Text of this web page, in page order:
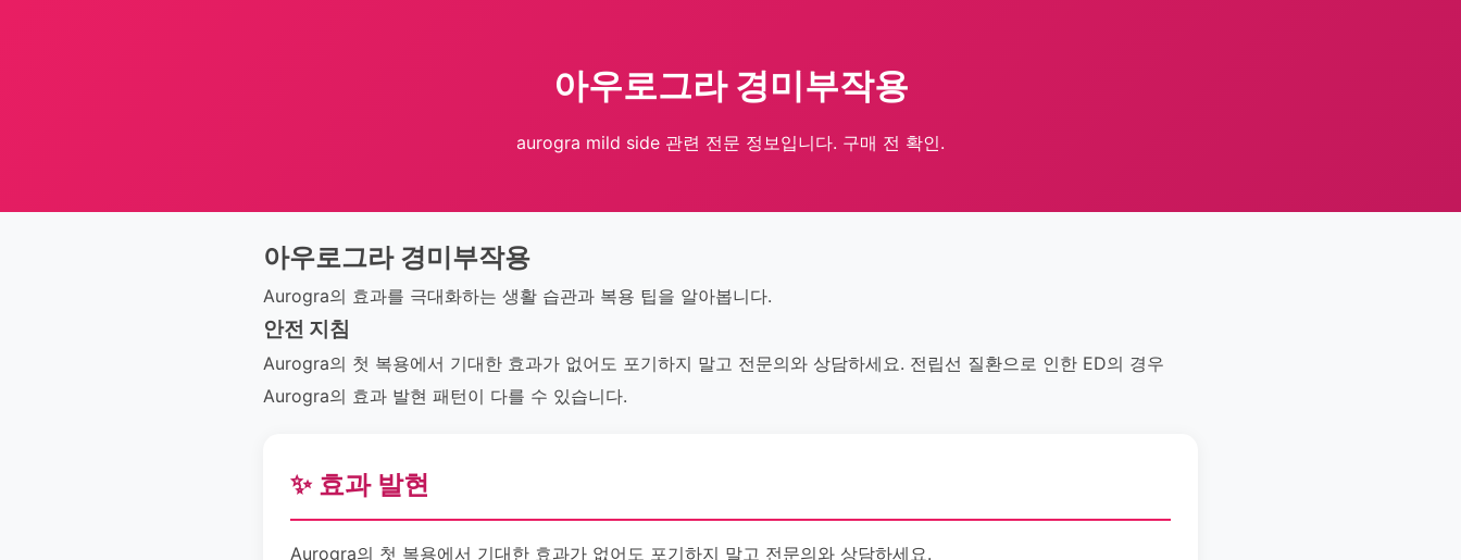
아우로그라 경미부작용
aurogra mild side 관련 전문 정보입니다. 구매 전 확인.
아우로그라 경미부작용
Aurogra의 효과를 극대화하는 생활 습관과 복용 팁을 알아봅니다.
안전 지침
Aurogra의 첫 복용에서 기대한 효과가 없어도 포기하지 말고 전문의와 상담하세요. 전립선 질환으로 인한 ED의 경우
Aurogra의 효과 발현 패턴이 다를 수 있습니다.
✨ 효과 발현
Aurogra의 첫 복용에서 기대한 효과가 없어도 포기하지 말고 전문의와 상담하세요.